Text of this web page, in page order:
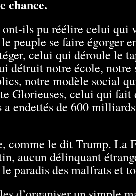
chance.
ont-ils pu réélire celui qui
peuple se faire égorger
celui qui déroule le
détruit notre école, notre
notre modèle social
Glorieuses, celui qui fait
a endettés de 600
comme le dit Trump. La
aucun délinquant
paradis des malfrats et